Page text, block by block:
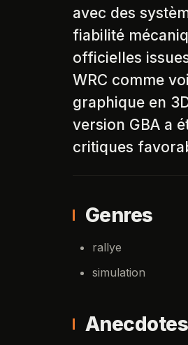
avec des
fiabilité
officielles
WRC comme
graphique en
version GBA a
critiques
Genres
rallye
simulation
Anecdotes